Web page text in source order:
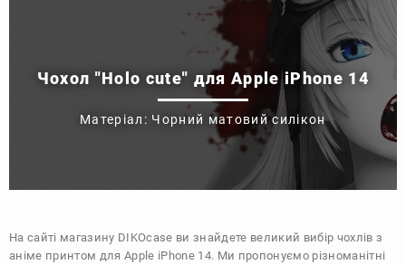
Чохол "Holo cute" для Apple iPhone 14
Матеріал: Чорний матовий силікон
На сайті магазину DIKOcase ви знайдете великий вибір чохлів з
аніме принтом для Apple iPhone 14. Ми пропонуємо різноманітні